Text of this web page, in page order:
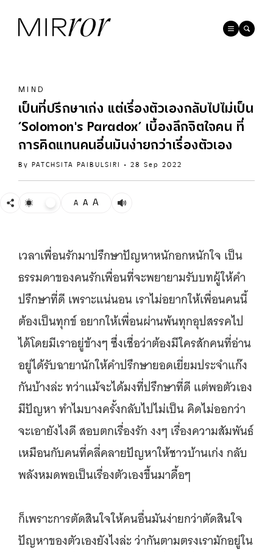
MIND
เป็นที่ปรึกษาเก่ง แต่เรื่องตัวเองกลับไปไม่เป็น
‘Solomon's Paradox’ เบื้องลึกจิตใจคน ที่
การคิดแทนคนอื่นมันง่ายกว่าเรื่องตัวเอง
By PATCHSITA PAIBULSIRI • 28 Sep 2022
A A A
เวลาเพื่อนรักมาปรึกษาปัญหาหนักอกหนักใจ เป็น
ธรรมดาของคนรักเพื่อนที่จะพยายามรับบทผู้ให้คำ
ปรึกษาที่ดี เพราะแน่นอน เราไม่อยากให้เพื่อนคนนี้
ต้องเป็นทุกข์ อยากให้เพื่อนผ่านพ้นทุกอุปสรรคไป
ได้โดยมีเราอยู่ข้างๆ ซึ่งเชื่อว่าต้องมีใครสักคนที่อ่าน
อยู่ได้รับฉายานักให้คำปรึกษายอดเยี่ยมประจำแก๊ง
กันบ้างล่ะ ทว่าแม้จะได้มงที่ปรึกษาที่ดี แต่พอตัวเอง
มีปัญหา ทำไมบางครั้งกลับไปไม่เป็น คิดไม่ออกว่า
จะเอายังไงดี สอบตกเรื่องรัก งงๆ เรื่องความสัมพันธ์
เหมือนกับคนที่คลี่คลายปัญหาให้ชาวบ้านเก่ง กลับ
พลังหมดพอเป็นเรื่องตัวเองขึ้นมาดื้อๆ
ก็เพราะการตัดสินใจให้คนอื่นมันง่ายกว่าตัดสินใจ
ปัญหาของตัวเองยังไงล่ะ ว่ากันตามตรงเรามักอยู่ใน